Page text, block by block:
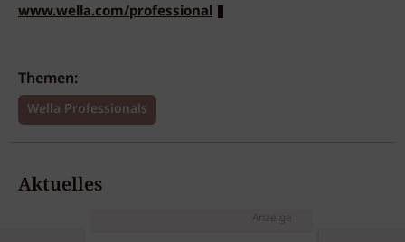
www.wella.com/professional
Themen:
Wella Professionals
Aktuelles
Anzeige